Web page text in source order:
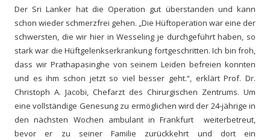
Der Sri Lanker hat die Operation gut überstanden und kann
schon wieder schmerzfrei gehen. „Die Hüftoperation war eine der
schwersten, die wir hier in Wesseling je durchgeführt haben, so
stark war die Hüftgelenkserkrankung fortgeschritten. Ich bin froh,
dass wir Prathapasinghe von seinem Leiden befreien konnten
und es ihm schon jetzt so viel besser geht.“, erklärt Prof. Dr.
Christoph A. Jacobi, Chefarzt des Chirurgischen Zentrums. Um
eine vollständige Genesung zu ermöglichen wird der 24-jährige in
den nächsten Wochen ambulant in Frankfurt weiterbetreut,
bevor er zu seiner Familie zurückkehrt und dort ein